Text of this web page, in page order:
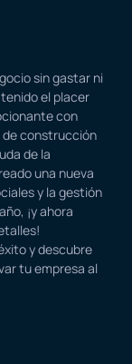
sin gastar ni
el placer
con
de construcción
de la
una nueva
y la gestión
¡y ahora
y descubre
tu empresa al